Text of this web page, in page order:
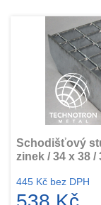
Schodišťový
zinek / 34 x 38 /
445 Kč bez DPH